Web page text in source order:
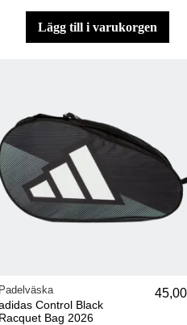
lägg till i varukorgen
Padelväska
Control Black
Racquet Bag 2026